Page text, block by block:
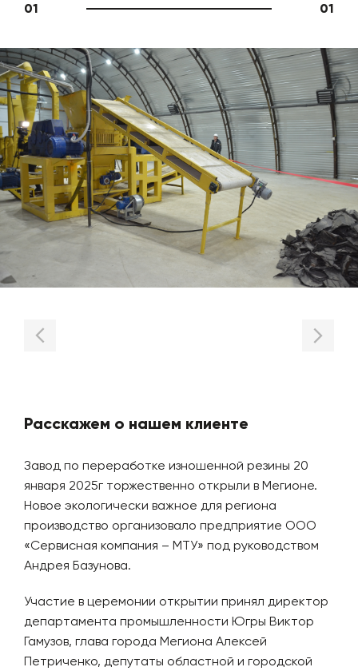
01 01
Расскажем о нашем клиенте
Завод по переработке изношенной резины 20
января 2025г торжественно открыли в Мегионе.
Новое экологически важное для региона
производство организовало предприятие ООО
«Сервисная компания – МТУ» под руководством
Андрея Базунова.
Участие в церемонии открытии принял директор
департамента промышленности Югры Виктор
Гамузов, глава города Мегиона Алексей
Петриченко, депутаты областной и городской